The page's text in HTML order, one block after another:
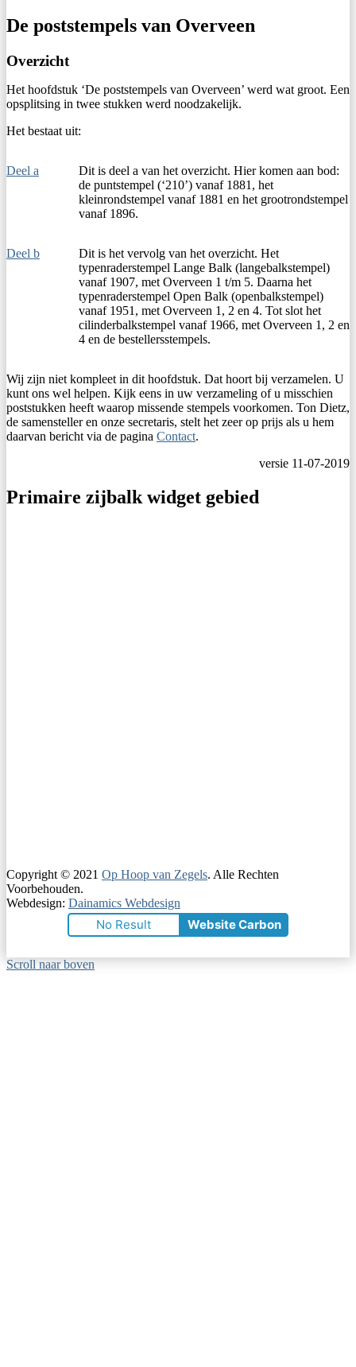
De poststempels van Overveen
Overzicht
Het hoofdstuk ‘De poststempels van Overveen’ werd wat groot. Een
opsplitsing in twee stukken werd noodzakelijk.
Het bestaat uit:
Deel a
Dit is deel a van het overzicht. Hier komen aan bod:
de puntstempel (‘210’) vanaf 1881, het
kleinrondstempel vanaf 1881 en het grootrondstempel
vanaf 1896.
Deel b
Dit is het vervolg van het overzicht. Het
typenraderstempel Lange Balk (langebalkstempel)
vanaf 1907, met Overveen 1 t/m 5. Daarna het
typenraderstempel Open Balk (openbalkstempel)
vanaf 1951, met Overveen 1, 2 en 4. Tot slot het
cilinderbalkstempel vanaf 1966, met Overveen 1, 2 en
4 en de bestellersstempels.
Wij zijn niet kompleet in dit hoofdstuk. Dat hoort bij verzamelen. U
kunt ons wel helpen. Kijk eens in uw verzameling of u misschien
poststukken heeft waarop missende stempels voorkomen. Ton Dietz,
de samensteller en onze secretaris, stelt het zeer op prijs als u hem
daarvan bericht via de pagina Contact.
versie 11-07-2019
Primaire zijbalk widget gebied
Copyright © 2021 Op Hoop van Zegels. Alle Rechten
Voorbehouden.
Webdesign: Dainamics Webdesign
No Result Website Carbon
Scroll naar boven